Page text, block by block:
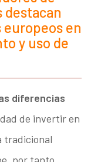
europeos en
y uso de
diferencias
de invertir en
tradicional